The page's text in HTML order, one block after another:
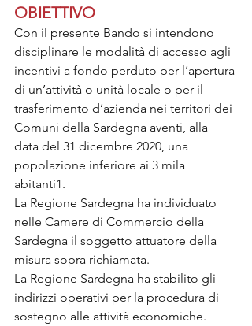
OBIETTIVO
Con il presente Bando si intendono
disciplinare le modalità di accesso agli
incentivi a fondo perduto per l’apertura
di un’attività o unità locale o per il
trasferimento d’azienda nei territori dei
Comuni della Sardegna aventi, alla
data del 31 dicembre 2020, una
popolazione inferiore ai 3 mila
abitanti1.
La Regione Sardegna ha individuato
nelle Camere di Commercio della
Sardegna il soggetto attuatore della
misura sopra richiamata.
La Regione Sardegna ha stabilito gli
indirizzi operativi per la procedura di
sostegno alle attività economiche.